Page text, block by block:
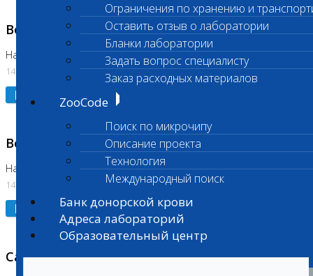
Ограничения по хранению и
Оставить отзыв о лаборатории
Бланки лаборатории
Задать вопрос специалисту
Заказ расходных материалов
ZooCode
Поиск по микрочипу
Описание проекта
Технология
Международный поиск
Банк донорской крови
Адреса лабораторий
Образовательный центр
Возобновлено выполнение исследования
На Нагорной (Код 961, 962)
14.07.2026
Подробнее
Возобновлено выполнение исследования
На Нагорной (Код 157)
14.07.2026
Подробнее
Санитарный день